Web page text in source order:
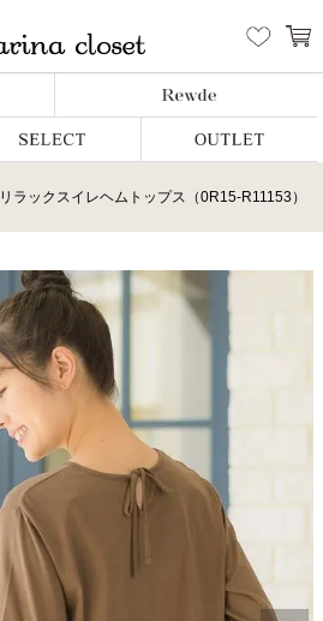
リラックスイレヘムトップス（0R15-R11153）